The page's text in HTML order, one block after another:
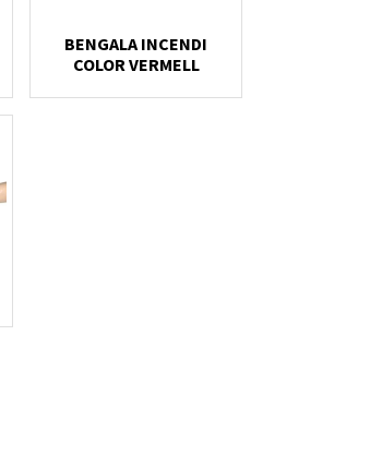
BENGALA INCENDI
COLOR VERMELL